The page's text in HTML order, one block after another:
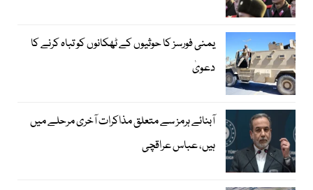
یمنی فورسز کا حوثیوں کے ٹھکانوں کو تباہ کرنے کا
دعویٰ
آبنائے ہرمز سے متعلق مذاکرات آخری مرحلے میں
ہیں، عباس عراقچی